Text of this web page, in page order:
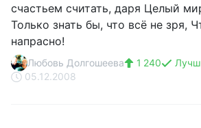
счастьем считать, даря Целый
Только знать бы, что всё не зря,
напрасно!
Любовь Долгошеева 1 240
05.12.2008